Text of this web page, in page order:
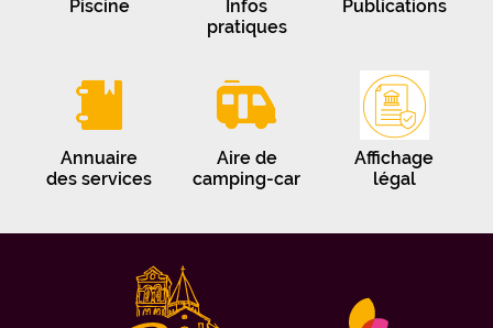
Piscine
Infos
pratiques
Publications
Annuaire
des services
Aire de
camping-car
Affichage
légal